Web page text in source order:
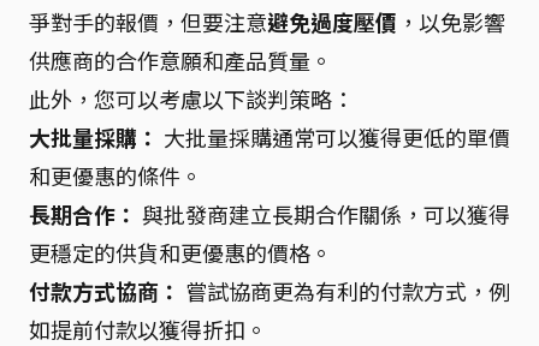
爭對手的報價，但要注意避免過度壓價 ，以免影響
供應商的合作意願和產品質量。
此外，您可以考慮以下談判策略：
大批量採購： 大批量採購通常可以獲得更低的單價
和更優惠的條件。
長期合作： 與批發商建立長期合作關係，可以獲得
更穩定的供貨和更優惠的價格。
付款方式協商： 嘗試協商更為有利的付款方式，例
如提前付款以獲得折扣。